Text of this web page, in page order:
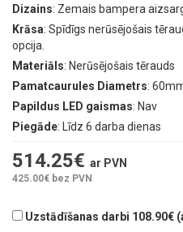
Dizains: Zemais bampera
Krāsa: Spīdīgs nerūsējošais
opcija.
Materiāls: Nerūsējošais tērauds
Pamatcaurules Diametrs:
Papildus LED gaismas: Nav
Piegāde: Līdz 6 darba dienas
514.25€ ar PVN
425.00€ bez PVN
Uzstādīšanas darbi 108.90€